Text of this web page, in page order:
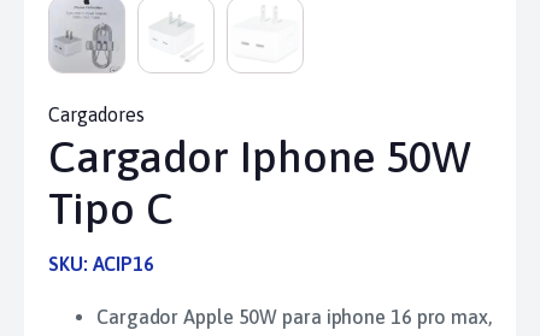
Cargadores
Cargador Iphone 50W
Tipo C
SKU: ACIP16
Cargador Apple 50W para iphone 16 pro max,